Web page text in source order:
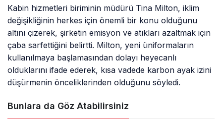
Kabin hizmetleri biriminin müdürü Tina Milton, iklim
değişikliğinin herkes için önemli bir konu olduğunu
altını çizerek, şirketin emisyon ve atıkları azaltmak için
çaba sarfettiğini belirtti. Milton, yeni üniformaların
kullanılmaya başlamasından dolayı heyecanlı
olduklarını ifade ederek, kısa vadede karbon ayak izini
düşürmenin önceliklerinden olduğunu söyledi.
Bunlara da Göz Atabilirsiniz